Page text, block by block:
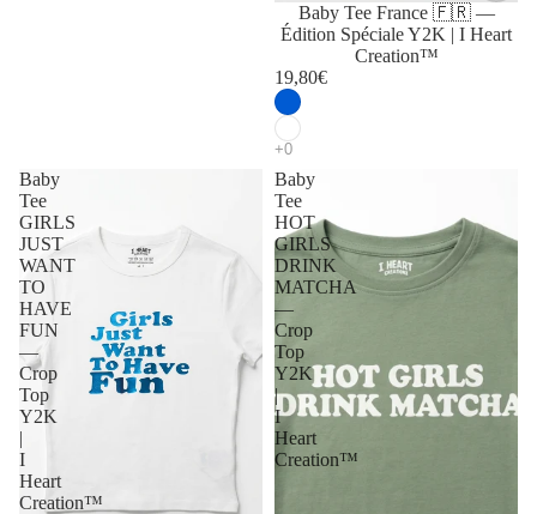
Baby Tee France 🇫🇷 —
Édition Spéciale Y2K | I Heart
Creation™
19,80€
Baby
Tee
GIRLS
JUST
WANT
TO
HAVE
FUN
—
Crop
Top
Y2K
|
I
Heart
Creation™
Baby
Tee
HOT
GIRLS
DRINK
MATCHA
—
Crop
Top
Y2K
|
I
Heart
Creation™